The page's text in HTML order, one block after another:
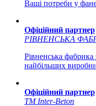
Ваші потреби у
Офіційний партнер
РІВНЕНСЬКА
Рівненська фабрика
найбільших
Офіційний партнер
ТМ Inter-Beton